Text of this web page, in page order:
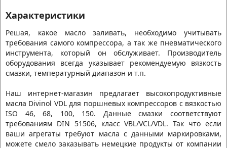
Характеристики
Решая, какое масло заливать, необходимо учитывать
требования самого компрессора, а так же пневматического
инструмента, который он обслуживает. Производитель
оборудования всегда указывает рекомендуемую вязкость
смазки, температурный диапазон и т.п.
Наш интернет-магазин предлагает высокопродуктивные
масла Divinol VDL для поршневых компрессоров с вязкостью
ISO 46, 68, 100, 150. Данные смазки соответствуют
требованиям DIN 51506, класс VBL/VCL/VDL. Так что если
ваши агрегаты требуют масла с данными маркировками,
можете смело заказывать немецкие продукты от компании